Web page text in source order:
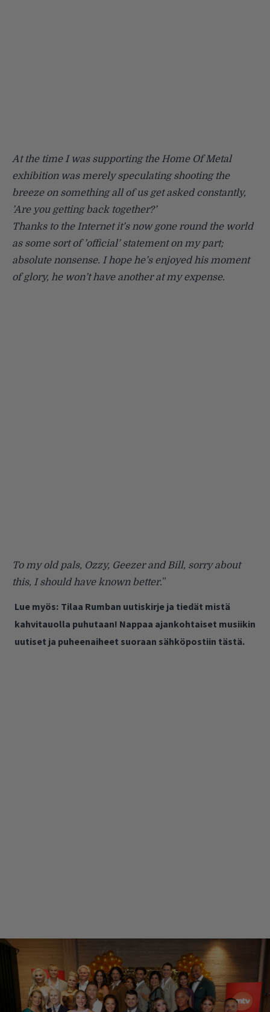
At the time I was supporting the Home Of Metal
exhibition was merely speculating shooting the
breeze on something all of us get asked constantly,
’Are you getting back together?’
Thanks to the Internet it’s now gone round the world
as some sort of ’official’ statement on my part;
absolute nonsense. I hope he’s enjoyed his moment
of glory, he won’t have another at my expense.
To my old pals, Ozzy, Geezer and Bill, sorry about
this, I should have known better.”
Lue myös: Tilaa Rumban uutiskirje ja tiedät mistä
kahvitauolla puhutaan! Nappaa ajankohtaiset musiikin
uutiset ja puheenaiheet suoraan sähköpostiin tästä.